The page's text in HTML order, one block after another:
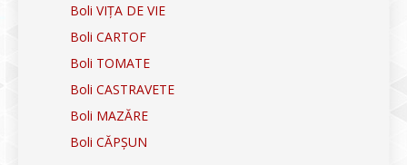
Boli VIȚA DE VIE
Boli CARTOF
Boli TOMATE
Boli CASTRAVETE
Boli MAZĂRE
Boli CĂPȘUN